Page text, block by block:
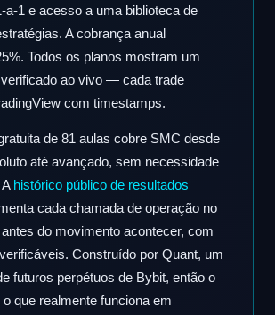
a-1 e acesso a uma biblioteca de
A cobrança anual
Todos os planos mostram um
ao vivo — cada trade
com timestamps.
de 81 aulas cobre SMC desde
até avançado, sem necessidade
histórico público de resultados
cada chamada de operação no
do movimento acontecer, com
Construído por Quant, um
futuros perpétuos de Bybit, então o
que realmente funciona em